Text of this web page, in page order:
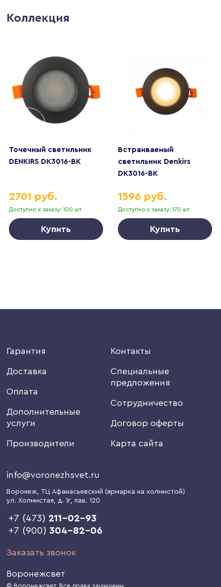
Коллекция
Точечный светильник
DENKIRS DK3016-BK
Доступно к заказу: 100 шт.
2701 руб.
Купить
Встраиваемый
светильник Denkirs
DK3016-BK
Доступно к заказу: 170 шт.
1596 руб.
Купить
Гарантия
Доставка
Оплата
Дополнительные
услуги
Производители
Контакты
Специальные
предложения
Сотрудничество
Договор оферты
Карта сайта
info@voronezhsvet.ru
Воронеж, ТЦ Афанасьевский (ярмарка на холмистой)
ул. Холмистая, д. 1г, пав. 120
+7 (473) 211-02-93
+7 (900)304-82-06
Заказать звонок
Воронежсвет